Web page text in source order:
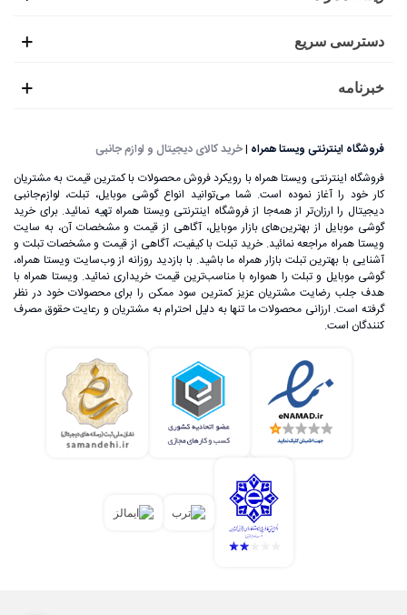
دسترسی سریع
خبرنامه
فروشگاه اینترنتی ویستا همراه |خرید کالای دیجیتال و لوازم جانبی
فروشگاه اینترنتی ویستا همراه با رویکرد فروش محصولات با کمترین قیمت به مشتریان
کار خود را آغاز نموده است. شما می‌توانید انواع گوشی موبایل، تبلت، لوازم‌جانبی
دیجیتال را ارزان‌تر از همه‌جا از فروشگاه اینترنتی ویستا همراه تهیه نمائید. برای خرید
گوشی موبایل از بهترین‌های بازار موبایل، آگاهی از قیمت و مشخصات آن، به ‌سایت
ویستا همراه مراجعه نمائید. خرید تبلت با کیفیت، آگاهی از قیمت و مشخصات تبلت و
آشنایی با بهترین تبلت بازار همراه ما باشید. با بازدید روزانه از وب‌سایت ویستا همراه،
گوشی موبایل و تبلت را همواره با مناسب‌ترین قیمت خریداری نمائید. ویستا همراه با
هدف جلب رضایت مشتریان عزیز کمترین سود ممکن را برای محصولات خود در نظر
گرفته است. ارزانی محصولات ما تنها به دلیل احترام به مشتریان و رعایت حقوق مصرف
کنندگان است.